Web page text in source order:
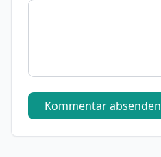
Kommentar absenden